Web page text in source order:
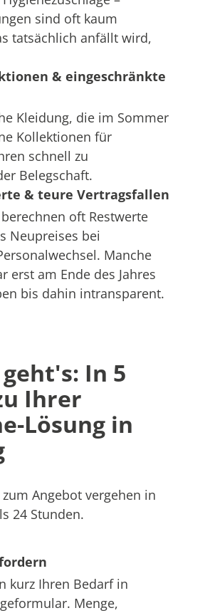
sind oft kaum
tatsächlich anfällt wird,
& eingeschränkte
Kleidung, die im Sommer
Kollektionen für
schnell zu
Belegschaft.
& teure Vertragsfallen
oft Restwerte
Neupreises bei
Manche
erst am Ende des Jahres
bis dahin intransparent.
In 5
Ihrer
Lösung in
Angebot vergehen in
24 Stunden.
kurz Ihren Bedarf in
Menge,